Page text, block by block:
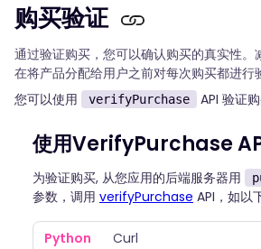
购买验证
通过验证购买，您可以确认购买的真实性。
在将产品分配给用户之前对每次购买都进行
您可以使用
verifyPurchase API 验证购
使用VerifyPurchase
为验证购买, 从您应用的后端服务器用
参数，调用 verifyPurchase API，如以
Python Curl